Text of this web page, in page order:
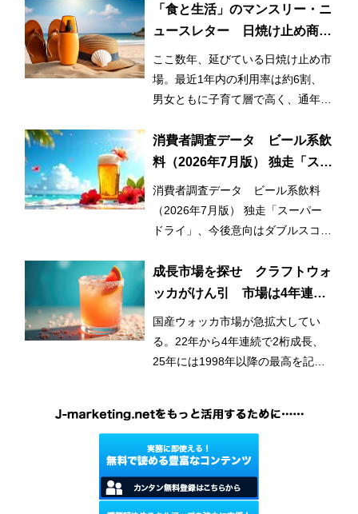
「食と生活」のマンスリー・ニ
ュースレター 日焼け止め商品
の利用率が3割増！ 日常的かつ
早期化・長期化する日焼け止め
市場
ここ数年、延びている日焼け止め市
場。最近1年内の利用率は約6割、
男女ともに子育て層で高く、通年利
とつの要因となっている。
消費者調査データ ビール系飲
料（2026年7月版） 独走「スー
パードライ」、今後意向はダブ
ルスコアに
消費者調査データ ビール系飲料
（2026年7月版） 独走「スーパー
ドライ」、今後意向はダブルスコア
成長市場を探せ クラフトウォ
ッカがけん引 市場は4年連続
2桁成長
国産ウォッカ市場が急拡大してい
る。22年から4年連続で2桁成長、
25年には1998年以降の最高を記録
アルコール市場のなかで、今後も成
長が期待できるジャンルとみなされ
ている。